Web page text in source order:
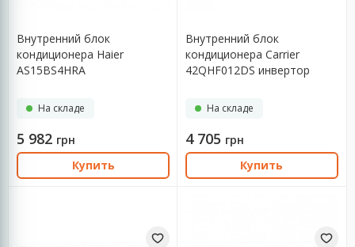
Страна производитель
Фреон
Сортировка
Показать:
Внутренний блок
кондиционера Haier
AS15BS4HRA
На складе
5 982 грн
Купить
Внутренний блок
кондиционера Carrier
42QHF012DS инвертор
На складе
4 705 грн
Купить